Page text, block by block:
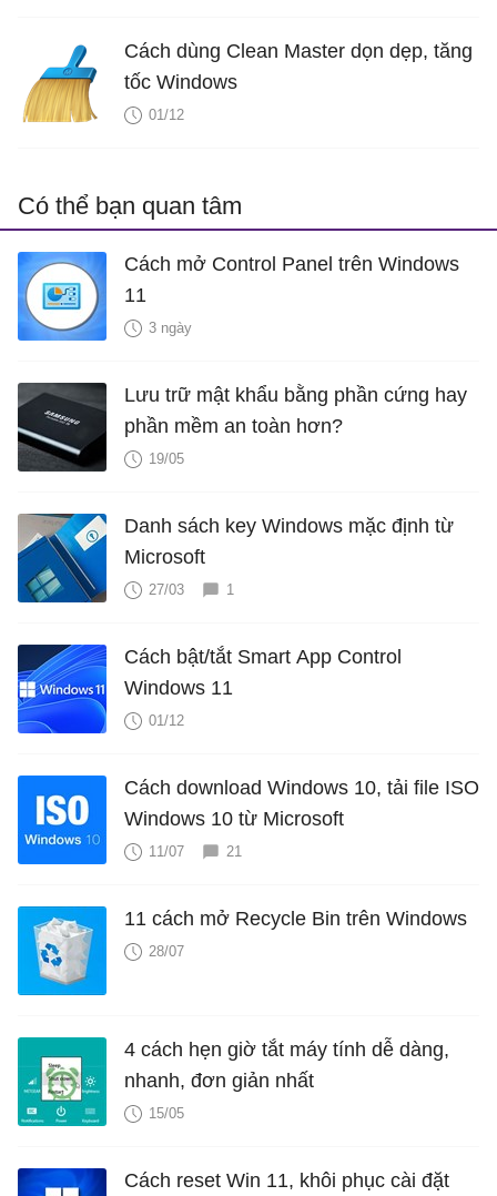
Cách dùng Clean Master dọn dẹp, tăng
tốc Windows
01/12
Có thể bạn quan tâm
Cách mở Control Panel trên Windows
11
3 ngày
Lưu trữ mật khẩu bằng phần cứng hay
phần mềm an toàn hơn?
19/05
Danh sách key Windows mặc định từ
Microsoft
27/03 1
Cách bật/tắt Smart App Control
Windows 11
01/12
Cách download Windows 10, tải file ISO
Windows 10 từ Microsoft
11/07 21
11 cách mở Recycle Bin trên Windows
28/07
4 cách hẹn giờ tắt máy tính dễ dàng,
nhanh, đơn giản nhất
15/05
Cách reset Win 11, khôi phục cài đặt